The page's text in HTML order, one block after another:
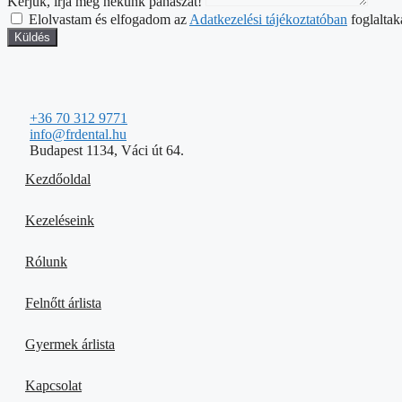
Elolvastam és elfogadom az Adatkezelési tájékoztatóban
Küldés
+36 70 312 9771
info@frdental.hu
Budapest 1134, Váci út 64.
Kezdőoldal
Kezeléseink
Rólunk
Felnőtt árlista
Gyermek árlista
Kapcsolat